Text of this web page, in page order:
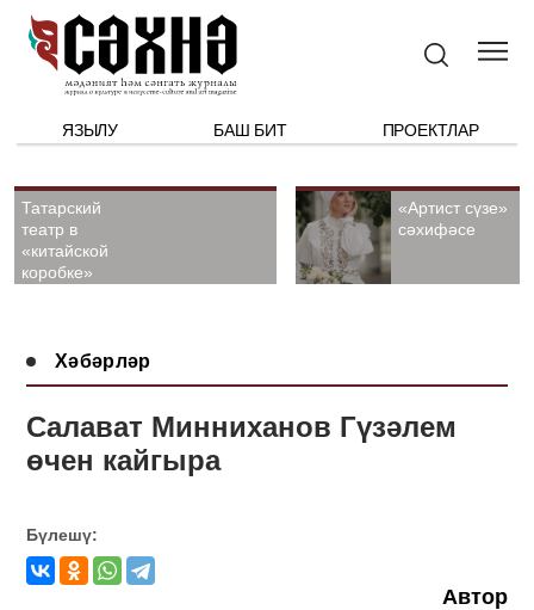
ЯЗЫЛУ БАШ БИТ ПРОЕКТЛАР
Татарский
театр в
«китайской
коробке»
«Артист сүзе»
сәхифәсе
Хәбәрләр
Салават Минниханов Гүзәлем
өчен кайгыра
Бүлешү:
Автор